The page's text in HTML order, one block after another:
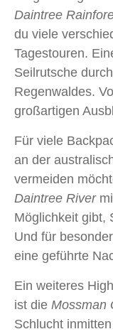
Daintree
du viele
Tagestouren.
Seilrutsche
Regenwaldes.
großartigen
Für viele
an der
vermeiden
Daintree River
Möglichkeit gibt,
Und für
eine geführte
Ein weiteres
ist die Mossman
Schlucht